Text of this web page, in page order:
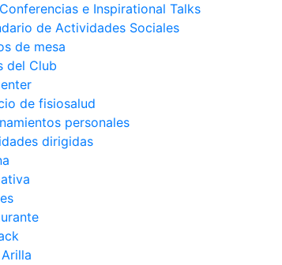
Conferencias e Inspirational Talks
de Actividades Sociales
de mesa
del Club
de fisiosalud
personales
dirigidas